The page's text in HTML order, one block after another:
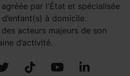
par l'État et spécialisée
à domicile.
acteurs majeurs de son
d’activité.